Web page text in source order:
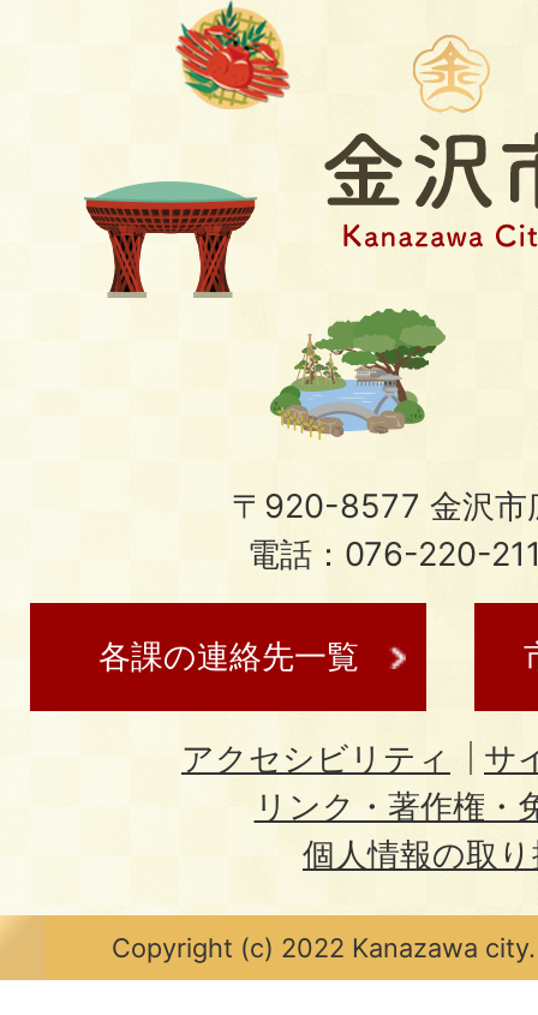
〒920-8577 金沢市
電話：076-220-
各課の連絡先一覧
アクセシビリティ
サ
リンク・著作権・
個人情報の取
Copyright (c) 2022 Kanazawa